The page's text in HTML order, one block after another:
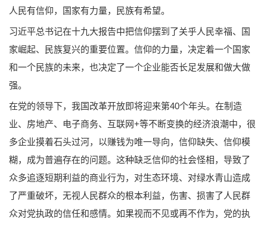
人民有信仰，国家有力量，民族有希望。
习近平总书记在十九大报告中把信仰摆到了关乎人民幸福、国
家崛起、民族复兴的重要位置。信仰的力量，决定着一个国家
和一个民族的未来，也决定了一个企业能否长足发展和做大做
强。
在党的领导下，我国改革开放即将迎来第40个年头。在制造
业、房地产、电子商务、互联网+等不断变换的经济浪潮中，很
多企业摸着石头过河，以赚钱为唯一导向，信仰缺失、信仰模
糊，成为普遍存在的问题。这种缺乏信仰的社会怪相，导致了
众多追逐短期利益的商业行为，对生态环境、对绿水青山造成
了严重破坏，无视人民群众的根本利益，伤害、损害了人民群
众对党执政的信任和感情。如果视而不见或再不作为，党的执